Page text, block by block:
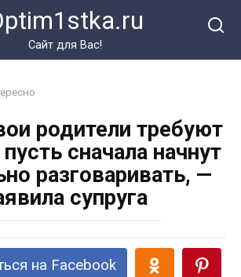
Сайт для Вас!
родители требуют
сначала начнут
разговаривать, —
супруга
на Facebook